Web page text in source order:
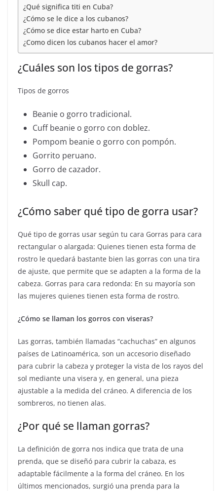
¿Qué significa titi en Cuba?
¿Cómo se le dice a los cubanos?
¿Cómo se dice estar harto en Cuba?
¿Como dicen los cubanos hacer el amor?
¿Cuáles son los tipos de gorras?
Tipos de gorros
Beanie o gorro tradicional.
Cuff beanie o gorro con doblez.
Pompom beanie o gorro con pompón.
Gorrito peruano.
Gorro de cazador.
Skull cap.
¿Cómo saber qué tipo de gorra usar?
Qué tipo de gorras usar según tu cara Gorras para cara
rectangular o alargada: Quienes tienen esta forma de
rostro le quedará bastante bien las gorras con una tira
de ajuste, que permite que se adapten a la forma de la
cabeza. Gorras para cara redonda: En su mayoría son
las mujeres quienes tienen esta forma de rostro.
¿Cómo se llaman los gorros con viseras?
Las gorras, también llamadas “cachuchas” en algunos
países de Latinoamérica, son un accesorio diseñado
para cubrir la cabeza y proteger la vista de los rayos del
sol mediante una visera y, en general, una pieza
ajustable a la medida del cráneo. A diferencia de los
sombreros, no tienen alas.
¿Por qué se llaman gorras?
La definición de gorra nos indica que trata de una
prenda, que se diseñó para cubrir la cabaza, es
adaptable fácilmente a la forma del cráneo. En los
últimos mencionados, surgió una prenda para la